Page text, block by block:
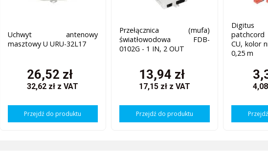
Uchwyt antenowy
masztowy U URU-32L17
26,52 zł
32,62 zł z VAT
Przejdź do produktu
Przełącznica (mufa)
światłowodowa FDB-
0102G - 1 IN, 2 OUT
13,94 zł
17,15 zł z VAT
Przejdź do produktu
Digitus
CU, kolor
0,25 m